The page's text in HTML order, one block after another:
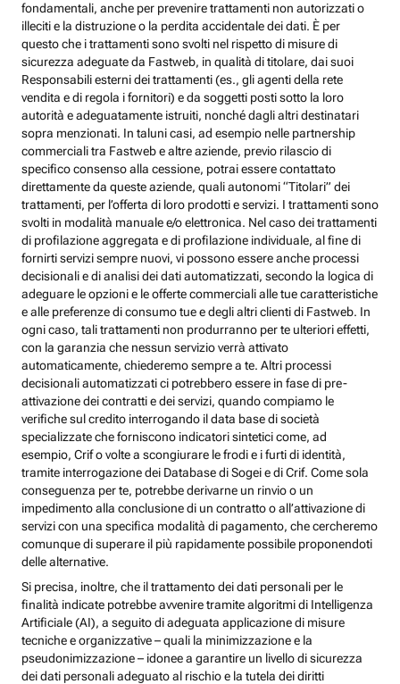
fondamentali, anche per prevenire trattamenti non autorizzati o
illeciti e la distruzione o la perdita accidentale dei dati. È per
questo che i trattamenti sono svolti nel rispetto di misure di
sicurezza adeguate da Fastweb, in qualità di titolare, dai suoi
Responsabili esterni dei trattamenti (es., gli agenti della rete
vendita e di regola i fornitori) e da soggetti posti sotto la loro
autorità e adeguatamente istruiti, nonché dagli altri destinatari
sopra menzionati. In taluni casi, ad esempio nelle partnership
commerciali tra Fastweb e altre aziende, previo rilascio di
specifico consenso alla cessione, potrai essere contattato
direttamente da queste aziende, quali autonomi “Titolari” dei
trattamenti, per l’offerta di loro prodotti e servizi. I trattamenti sono
svolti in modalità manuale e/o elettronica. Nel caso dei trattamenti
di profilazione aggregata e di profilazione individuale, al fine di
fornirti servizi sempre nuovi, vi possono essere anche processi
decisionali e di analisi dei dati automatizzati, secondo la logica di
adeguare le opzioni e le offerte commerciali alle tue caratteristiche
e alle preferenze di consumo tue e degli altri clienti di Fastweb. In
ogni caso, tali trattamenti non produrranno per te ulteriori effetti,
con la garanzia che nessun servizio verrà attivato
automaticamente, chiederemo sempre a te. Altri processi
decisionali automatizzati ci potrebbero essere in fase di pre-
attivazione dei contratti e dei servizi, quando compiamo le
verifiche sul credito interrogando il data base di società
specializzate che forniscono indicatori sintetici come, ad
esempio, Crif o volte a scongiurare le frodi e i furti di identità,
tramite interrogazione dei Database di Sogei e di Crif. Come sola
conseguenza per te, potrebbe derivarne un rinvio o un
impedimento alla conclusione di un contratto o all’attivazione di
servizi con una specifica modalità di pagamento, che cercheremo
comunque di superare il più rapidamente possibile proponendoti
delle alternative.
Si precisa, inoltre, che il trattamento dei dati personali per le
finalità indicate potrebbe avvenire tramite algoritmi di Intelligenza
Artificiale (AI), a seguito di adeguata applicazione di misure
tecniche e organizzative – quali la minimizzazione e la
pseudonimizzazione – idonee a garantire un livello di sicurezza
dei dati personali adeguato al rischio e la tutela dei diritti